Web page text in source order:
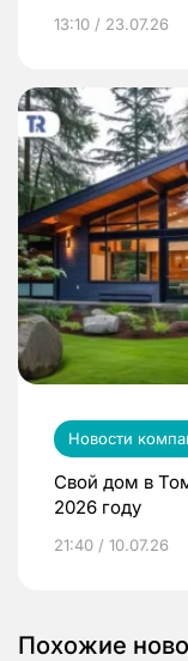
13:10 / 23.07.26
Новости
Свой дом в
2026 году
21:40 / 10.07.26
Похожие